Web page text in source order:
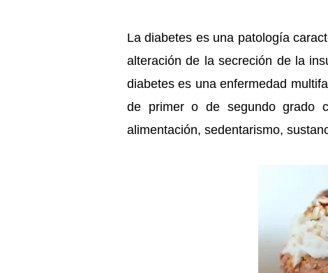
La diabetes es una patología
alteración de la secreción de la
diabetes es una enfermedad
de primer o de segundo grado
alimentación, sedentarismo,